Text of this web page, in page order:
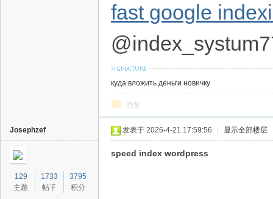
fast google
куда вложить деньги новичку
回复
Josephzef
129
主题
1733
帖子
3795
积分
发表于 2026-4-21 17:59:56 显示全部楼层
speed index wordpress